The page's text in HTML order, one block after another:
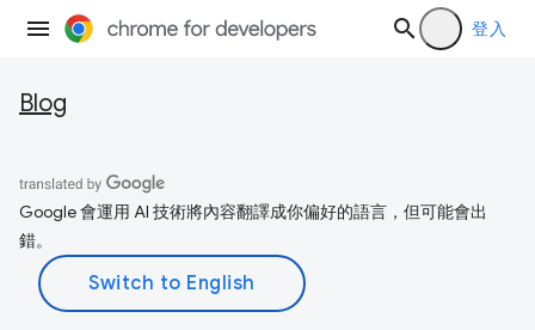
登入
Blog
Google 會運用 AI 技術將內容翻譯成你偏好的語言，但可能會出
錯。